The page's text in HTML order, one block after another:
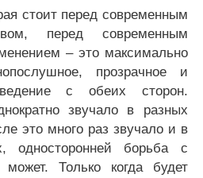
стоит перед современным
перед современным
– это максимально
прозрачное и
с обеих сторон.
звучало в разных
это много раз звучало и в
односторонней борьба с
Только когда будет